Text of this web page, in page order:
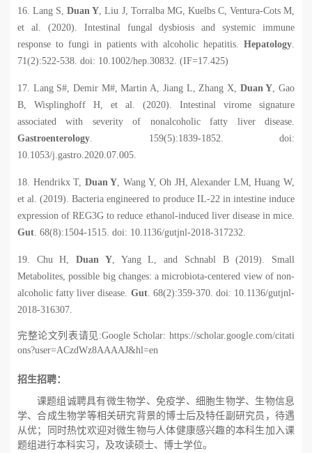
16. Lang S, Duan Y, Liu J, Torralba MG, Kuelbs C, Ventura-Cots M,
et al. (2020). Intestinal fungal dysbiosis and systemic immune
response to fungi in patients with alcoholic hepatitis. Hepatology.
71(2):522-538. doi: 10.1002/hep.30832. (IF=17.425)
17. Lang S#, Demir M#, Martin A, Jiang L, Zhang X, Duan Y, Gao
B, Wisplinghoff H, et al. (2020). Intestinal virome signature
associated with severity of nonalcoholic fatty liver disease.
Gastroenterology. 159(5):1839-1852. doi:
10.1053/j.gastro.2020.07.005.
18. Hendrikx T, Duan Y, Wang Y, Oh JH, Alexander LM, Huang W,
et al. (2019). Bacteria engineered to produce IL-22 in intestine induce
expression of REG3G to reduce ethanol-induced liver disease in mice.
Gut. 68(8):1504-1515. doi: 10.1136/gutjnl-2018-317232.
19. Chu H, Duan Y, Yang L, and Schnabl B (2019). Small
Metabolites, possible big changes: a microbiota-centered view of non-
alcoholic fatty liver disease. Gut. 68(2):359-370. doi: 10.1136/gutjnl-
2018-316307.
完整论文列表请见:Google Scholar: https://scholar.google.com/citati
ons?user=ACzdWz8AAAAJ&hl=en
招生招聘：
课题组诚聘具有微生物学、免疫学、细胞生物学、生物信息
学、合成生物学等相关研究背景的博士后及特任副研究员，待遇
从优；同时热忱欢迎对微生物与人体健康感兴趣的本科生加入课
题组进行本科实习，及攻读硕士、博士学位。